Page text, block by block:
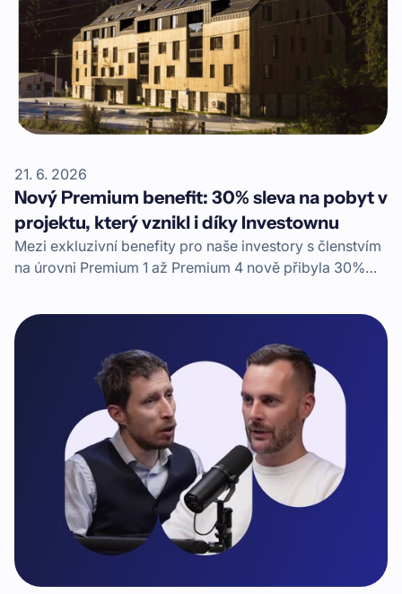
21. 6. 2026
Nový Premium benefit: 30% sleva na pobyt v
projektu, který vznikl i díky Investownu
Mezi exkluzivní benefity pro naše investory s členstvím
na úrovni Premium 1 až Premium 4 nově přibyla 30%
Herlíkovice. Moderní horský apartmánový dům, kam si
můžete zajet na rodinnou dovolenou, vznikl i díky
financování skrze Investown.